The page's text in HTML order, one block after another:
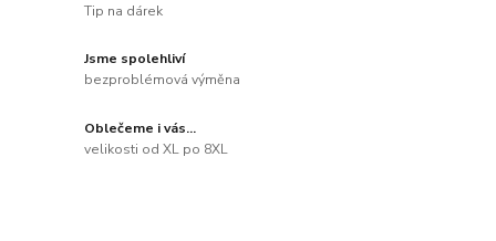
Tip na dárek
Jsme spolehliví
bezproblémová výměna
Oblečeme i vás...
velikosti od XL po 8XL